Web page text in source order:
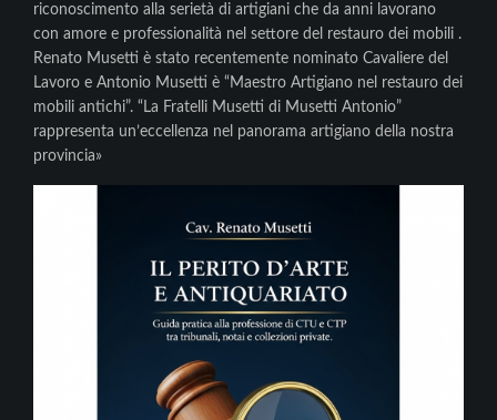
riconoscimento alla serietà di artigiani che da anni lavorano
con amore e professionalità nel settore del restauro dei mobili .
Renato Musetti è stato recentemente nominato Cavaliere del
Lavoro e Antonio Musetti è “Maestro Artigiano nel restauro dei
mobili antichi”. “La Fratelli Musetti di Musetti Antonio”
rappresenta un’eccellenza nel panorama artigiano della nostra
provincia»